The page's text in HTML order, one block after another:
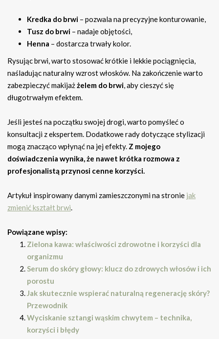
Kredka do brwi – pozwala na precyzyjne konturowanie,
Tusz do brwi – nadaje objętości,
Henna – dostarcza trwały kolor.
Rysując brwi, warto stosować krótkie i lekkie pociągnięcia,
naśladując naturalny wzrost włosków. Na zakończenie warto
zabezpieczyć makijażżelem do brwi, aby cieszyć się
długotrwałym efektem.
Jeśli jesteś na początku swojej drogi, warto pomyśleć o
konsultacji z ekspertem. Dodatkowe rady dotyczące stylizacji
mogą znacząco wpłynąć na jej efekty. Z mojego
doświadczenia wynika, że nawet krótka rozmowa z
profesjonalistą przynosi cenne korzyści.
Artykuł inspirowany danymi zamieszczonymi na stronie jak
zmienić kształt brwi.
Powiązane wpisy:
Zielona kawa: właściwości zdrowotne i korzyści dla
organizmu
Serum do skóry głowy: klucz do zdrowych włosów i ich
porostu
Jak skutecznie wspierać naturalną regenerację skóry?
Przewodnik
Wyciskanie sztangi wąskim chwytem – technika,
korzyści i błędy